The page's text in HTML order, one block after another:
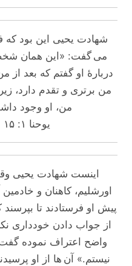
شهادت یحیی این بود که
می گفت: «این همان
دربارۀ او گفتم که بعد از
من برتری و تقدم دارد،
من، او وجود
یوحنا ۱: ۱۵
اینست شهادت یحیی
اورشلیم، کاهنان و خادمین
پیش او فرستادند تا
از جواب دادن خودداری
واضح اعتراف نموده
نیستم.» آن ها از او